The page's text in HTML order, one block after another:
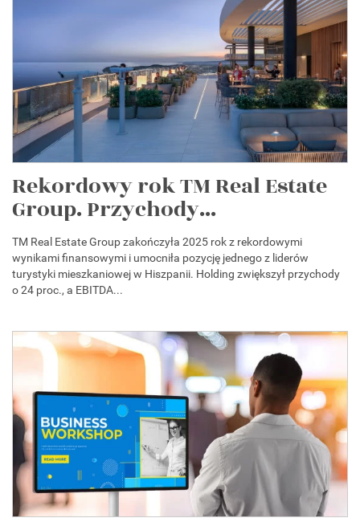
Rekordowy rok TM Real Estate
Group. Przychody...
TM Real Estate Group zakończyła 2025 rok z rekordowymi
wynikami finansowymi i umocniła pozycję jednego z liderów
turystyki mieszkaniowej w Hiszpanii. Holding zwiększył przychody
o 24 proc., a EBITDA...